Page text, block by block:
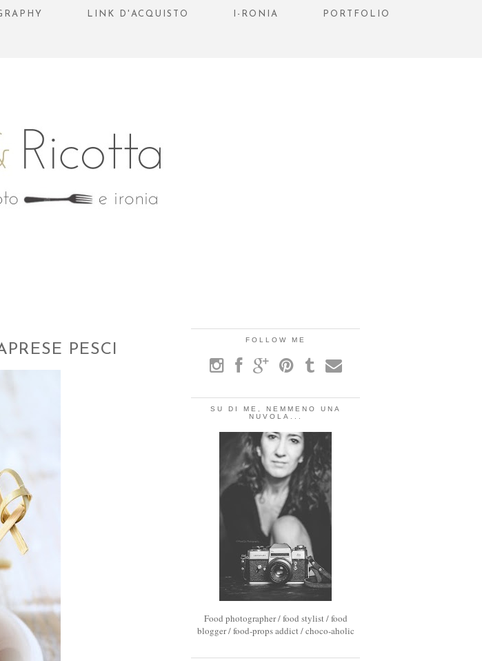
LINK D'ACQUISTO I-RONIA PORTFOLIO
PESCI
FOLLOW ME
SU DI ME, NEMMENO UNA
NUVOLA...
Food photographer / food stylist / food
blogger / food-props addict / choco-aholic